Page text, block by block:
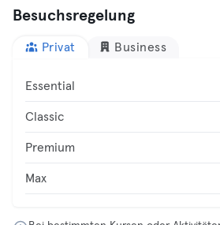
Besuchsregelung
Privat Business
Essential
Classic
Premium
Max